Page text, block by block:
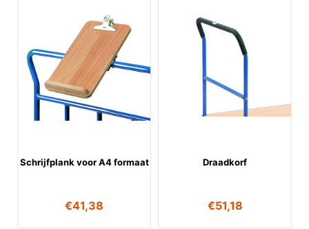
Schrijfplank voor A4 formaat
€41,38
Draadkorf
€51,18